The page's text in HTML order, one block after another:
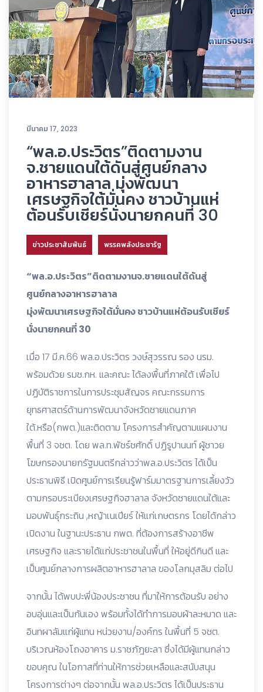
มีนาคม 17, 2023
“พล.อ.ประวิตร”ติดตามงาน
จ.ชายแดนใต้ดันสู่ศูนย์กลาง
อาหารฮาลาล มุ่งพัฒนา
เศรษฐกิจใต้มั่นคง ชาวบ้านแห่
ต้อนรับเชียร์นั่งนายกคนที่ 30
ข่าวประชาสัมพันธ์ พรรคพลังประชารัฐ
“พล.อ.ประวิตร”ติดตามงานจ.ชายแดนใต้ดันสู่
ศูนย์กลางอาหารฮาลาล
มุ่งพัฒนาเศรษฐกิจใต้มั่นคง ชาวบ้านแห่ต้อนรับเชียร์
นั่งนายกคนที่ 30
เมื่อ 17 มี.ค.66 พล.อ.ประวิตร วงษ์สุวรรณ รอง นรม.
พร้อมด้วย รมช.กห. และคณะ ได้ลงพื้นที่ภาคใต้ เพื่อไป
ปฏิบัติราชการในการประชุมสัญจร คณะกรรมการ
ยุทธศาสตร์ด้านการพัฒนาจังหวัดชายแดนภาค
ใต้.หรือ(กพต.)และติดตาม โครงการสำคัญตามแผนงาน
พื้นที่ 3 จชต. โดย พล.ท.พัชร์ชศักดิ์ ปฏิรูปานนท์ ผู้ชาวย
โฆษกรองนายกรัฐมนตรีกล่าวว่าพล.อ.ประวิตร ได้เป็น
ประธานพิธี เปิดศูนย์การเรียนรู้ฟาร์มมาตรฐานการเลี้ยงวัว
ตามกรอบระเบียงเศรษฐกิจฮาลาล จังหวัดชายแดนใต้และ
มอบพันธุ์กระถิน ,หญ้าเนเปียร์ ให้แก่เกษตรกร โดยได้กล่าว
เปิดงาน ในฐานะประธาน กพต. ที่ต้องการสร้างอาชีพ
เศรษฐกิจ และรายได้แก่ประชาชนในพื้นที่ ให้อยู่ดีกินดี และ
เป็นศูนย์กลางการผลิตอาหารฮาลาล ของโลกมุสลิม ต่อไป
จากนั้น ได้พบปะพี่น้องประชาชน ที่มาให้การต้อนรับ อย่าง
อบอุ่นและเป็นกันเอง พร้อมทั้งได้ทำการมอบผ้าละหมาด และ
อินทผาลัมแก่ผู้แทน หน่วยงาน/องค์กร ในพื้นที่ 5 จชต.
บริเวณห้องโถงอาคาร ม.ราชภัฎยะลา ซึ่งได้มีผู้แทนกล่าว
ขอบคุณ ในโอกาสที่ท่านให้การช่วยเหลือและสนับสนุน
โครงการต่างๆ ต่อจากนั้น พล.อ.ประวิตร ได้เป็นประธาน